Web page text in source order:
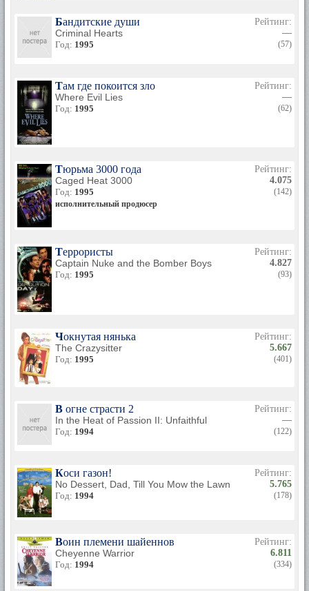
Бандитские души
Criminal Hearts
Год: 1995
Рейтинг:
—
(57)
Там где покоится зло
Where Evil Lies
Год: 1995
Рейтинг:
—
(62)
Тюрьма 3000 года
Caged Heat 3000
Год: 1995
исполнительный продюсер
Рейтинг:
4.075
(142)
Террористы
Captain Nuke and the Bomber Boys
Год: 1995
Рейтинг:
4.827
(93)
Чокнутая нянька
The Crazysitter
Год: 1995
Рейтинг:
5.667
(401)
В огне страсти 2
In the Heat of Passion II: Unfaithful
Год: 1994
Рейтинг:
—
(122)
Коси газон!
No Dessert, Dad, Till You Mow the Lawn
Год: 1994
Рейтинг:
5.765
(178)
Воин племени шайеннов
Cheyenne Warrior
Год: 1994
Рейтинг:
6.811
(334)